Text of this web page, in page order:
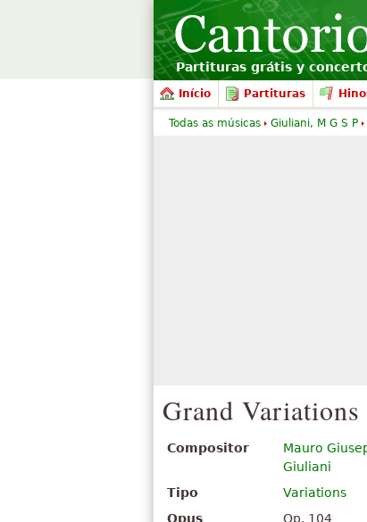
Partituras grátis y
Início Partituras
Grand Variations
Compositor
Mauro
Giuliani
Tipo
Variations
Opus
Op. 104
Todas as músicas Giuliani, M G S P